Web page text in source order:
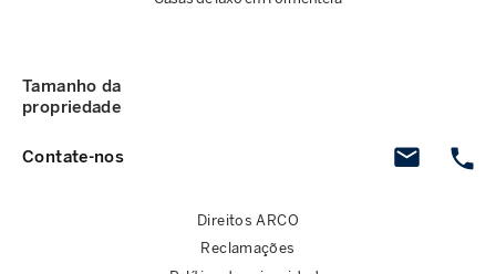
Contate-nos
Tamanho da
propriedade
Direitos ARCO
Reclamações